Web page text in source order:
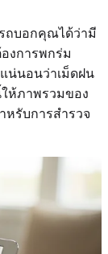
ถบอกคุณได้ว่ามี
งการพกร่ม
น่นอนว่าเม็ดฝน
ห้ภาพรวมของ
หรับการสำรวจ